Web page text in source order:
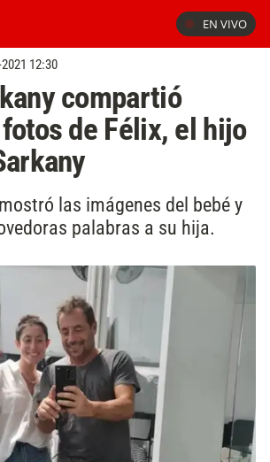
EN VIVO
12:30
compartió
de Félix, el hijo
las imágenes del bebé y
palabras a su hija.